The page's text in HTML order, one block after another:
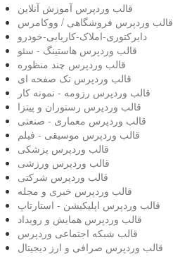
قالب وردپرس آموزش آنلاین
قالب وردپرس فروشگاهی / ووکامرس
دایرکتوری-املاک-کاریابی-خودرو
قالب وردپرس هاستینگ - سئو
قالب وردپرس چند منظوره
قالب وردپرس تک صفحه ای
قالب وردپرس رزومه - نمونه کار
قالب وردپرس رستوران و پیتزا
قالب وردپرس معماری - صنعتی
قالب وردپرس موسیقی - فیلم
قالب وردپرس پزشکی
قالب وردپرس ورزشی
قالب وردپرس شرکتی
قالب وردپرس خبری و مجله
قالب وردپرس اپلیکیشن - استارتاپ
قالب وردپرس همایش و رویداد
قالب شبکه اجتماعی وردپرس
قالب وردپرس صرافی و ارز دیجیتال